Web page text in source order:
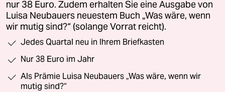
nur 38 Euro. Zudem erhalten Sie eine Ausgabe von
Luisa Neubauers neuestem Buch „Was wäre, wenn
wir mutig sind?“ (solange Vorrat reicht).
Jedes Quartal neu in Ihrem Briefkasten
Nur 38 Euro im Jahr
Als Prämie Luisa Neubauers „Was wäre, wenn wir
mutig sind?“